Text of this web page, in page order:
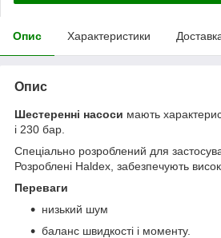
Опис Характеристики
Опис
Шестеренні насоси мають
і 230 бар.
Спеціально розроблений для
Розроблені Haldex, забезпечують
Переваги
низький шум
баланс швидкості і моменту.